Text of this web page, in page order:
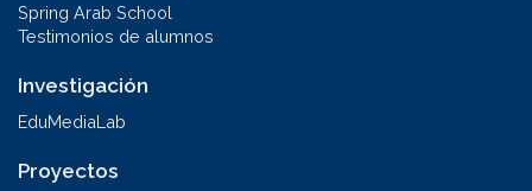
Spring Arab School
Testimonios de alumnos
Investigación
EduMediaLab
Proyectos